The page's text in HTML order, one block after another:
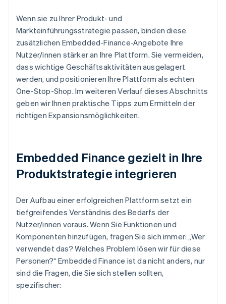
Wenn sie zu Ihrer Produkt- und
Markteinführungsstrategie passen, binden diese
zusätzlichen Embedded-Finance-Angebote Ihre
Nutzer/innen stärker an Ihre Plattform. Sie vermeiden,
dass wichtige Geschäftsaktivitäten ausgelagert
werden, und positionieren Ihre Plattform als echten
One-Stop-Shop. Im weiteren Verlauf dieses Abschnitts
geben wir Ihnen praktische Tipps zum Ermitteln der
richtigen Expansionsmöglichkeiten.
Embedded Finance gezielt in Ihre
Produktstrategie integrieren
Der Aufbau einer erfolgreichen Plattform setzt ein
tiefgreifendes Verständnis des Bedarfs der
Nutzer/innen voraus. Wenn Sie Funktionen und
Komponenten hinzufügen, fragen Sie sich immer: „Wer
verwendet das? Welches Problem lösen wir für diese
Personen?“ Embedded Finance ist da nicht anders, nur
sind die Fragen, die Sie sich stellen sollten,
spezifischer: